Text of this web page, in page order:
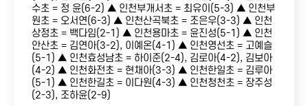
수초 = 정 윤(6-2) ▲ 인천부개서초 = 최유이(5-3) ▲ 인천부
원초 = 오서연(6-3) ▲ 인천산곡북초 = 조은우(3-3) ▲ 인천
상정초 = 백다임(2-1) ▲ 인천용마초 = 윤진성(5-1) ▲ 인천
안산초 = 김연아(3-2), 이예온(4-1) ▲ 인천영선초 = 고예슬
(5-1) ▲ 인천효성남초 = 하이준(2-4), 김로아(4-2), 김보아
(4-2) ▲ 인천화전초 = 현채아(3-3) ▲ 인천한일초 = 김루아
(5-1) ▲ 인천한길초 = 이다원(4-3) ▲ 인천청천초 = 장주성
(2-3), 조하윤(2-9)